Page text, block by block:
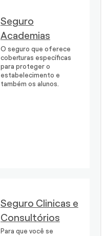
Seguro
Academias
O seguro que oferece
coberturas específicas
para proteger o
estabelecimento e
também os alunos.
Seguro Clinicas e
Consultórios
Para que você se